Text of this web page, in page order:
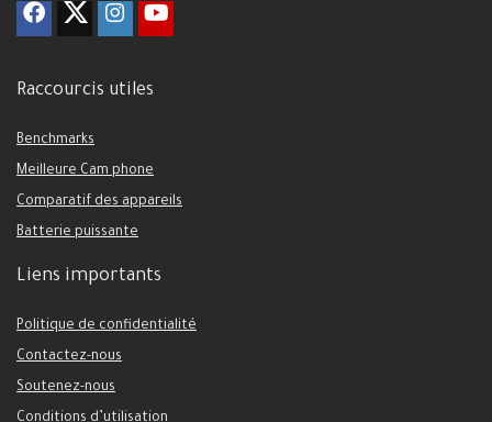
Raccourcis utiles
Benchmarks
Meilleure Cam phone
Comparatif des appareils
Batterie puissante
Liens importants
Politique de confidentialité
Contactez-nous
Soutenez-nous
Conditions d’utilisation